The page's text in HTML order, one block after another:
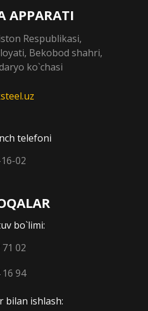
APPARATI
Respublikasi,
Bekobod shahri,
ko`chasi
telefoni
02
bo`limi:
02
16 94
bilan ishlash: